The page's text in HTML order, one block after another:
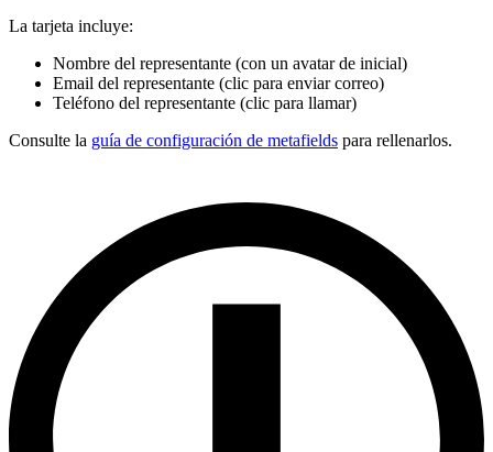
La tarjeta incluye:
Nombre del representante (con un avatar de inicial)
Email del representante (clic para enviar correo)
Teléfono del representante (clic para llamar)
Consulte la guía de configuración de metafields para rellenarlos.